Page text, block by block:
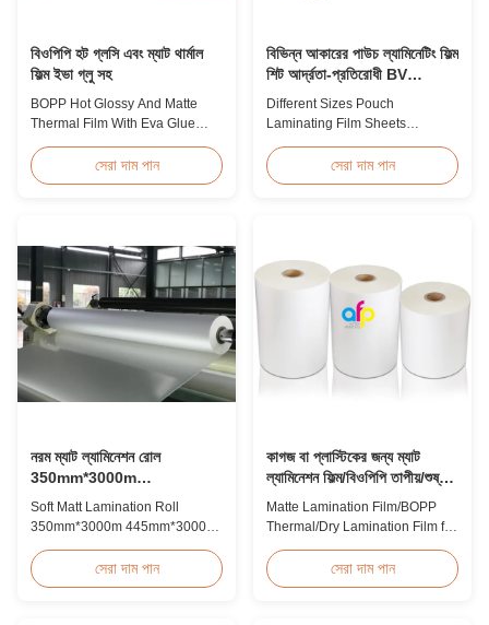
বিওপিপি হট গ্লসি এবং ম্যাট থার্মাল
ফিল্ম ইভা গ্লু সহ
BOPP Hot Glossy And Matte
Thermal Film With Eva Glue
pollution-free thermal film
featuring high transparency,
defects, and easy tear-off
characteristics. This product is
primarily ...
সেরা দাম পান
বিভিন্ন আকারের পাউচ ল্যামিনেটিং ফিল্ম
শিট আর্দ্রতা-প্রতিরোধী BV
সার্টিফিকেশন
Different Sizes Pouch
Laminating Film Sheets
Customized Different Sizes /
Thickness Laminating Pouches,
Customization of sizes,
thickness, or packaging is
welcomed. All laminator sheets
সেরা দাম পান
নরম ম্যাট ল্যামিনেশন রোল
350mm*3000m
445mm*3000m মাল্টিপল
এক্সট্রুশন
Soft Matt Lamination Roll
350mm*3000m 445mm*3000m
Professional Glossy Matt Film
Lamination Roll Manufacturer
সেরা দাম পান
কাগজ বা প্লাস্টিকের জন্য ম্যাট
ল্যামিনেশন ফিল্ম/বিওপিপি তাপীয়/শুষ্ক
ল্যামিনেশন ফিল্ম
Matte Lamination Film/BOPP
Thermal/Dry Lamination Film for
Lamination Film/BOPP
Thermal/Dry Lamination Film for
সেরা দাম পান